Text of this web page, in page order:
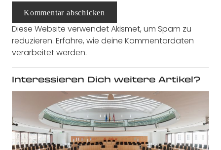
Kommentar abschicken
Diese Website verwendet Akismet, um Spam zu
reduzieren. Erfahre, wie deine Kommentardaten
verarbeitet werden.
Interessieren Dich weitere Artikel?